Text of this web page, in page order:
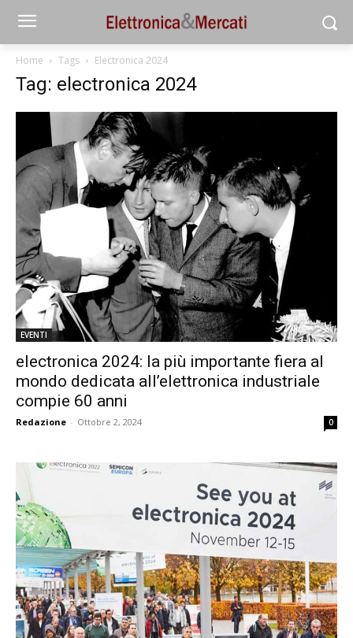
Home Tags Electronica 2024
Tag: electronica 2024
EVENTI
electronica 2024: la più importante fiera al
mondo dedicata all’elettronica industriale
compie 60 anni
Redazione - Ottobre 2, 2024 0